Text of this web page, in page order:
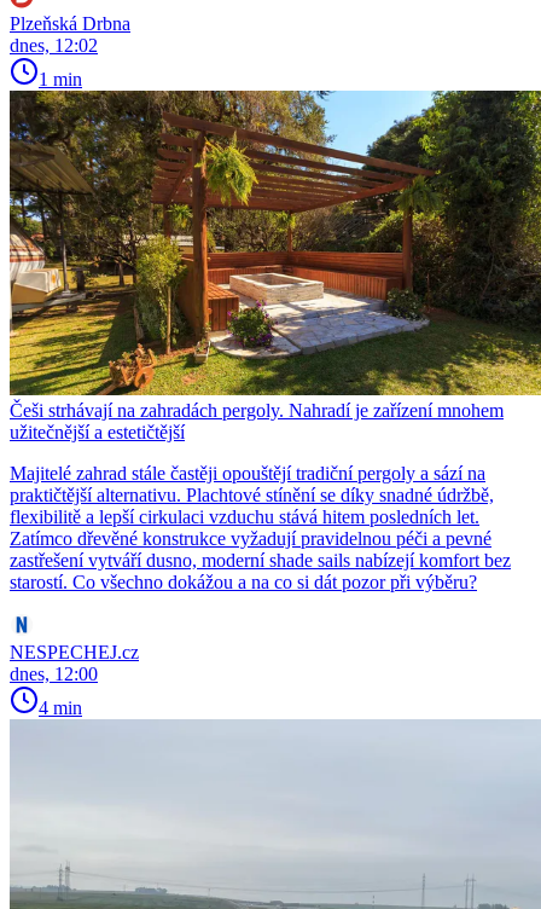
Plzeňská Drbna
dnes, 12:02
1 min
Češi strhávají na zahradách pergoly. Nahradí je zařízení mnohem
užitečnější a estetičtější
Majitelé zahrad stále častěji opouštějí tradiční pergoly a sází na
praktičtější alternativu. Plachtové stínění se díky snadné údržbě,
flexibilitě a lepší cirkulaci vzduchu stává hitem posledních let.
Zatímco dřevěné konstrukce vyžadují pravidelnou péči a pevné
zastřešení vytváří dusno, moderní shade sails nabízejí komfort bez
starostí. Co všechno dokážou a na co si dát pozor při výběru?
NESPECHEJ.cz
dnes, 12:00
4 min